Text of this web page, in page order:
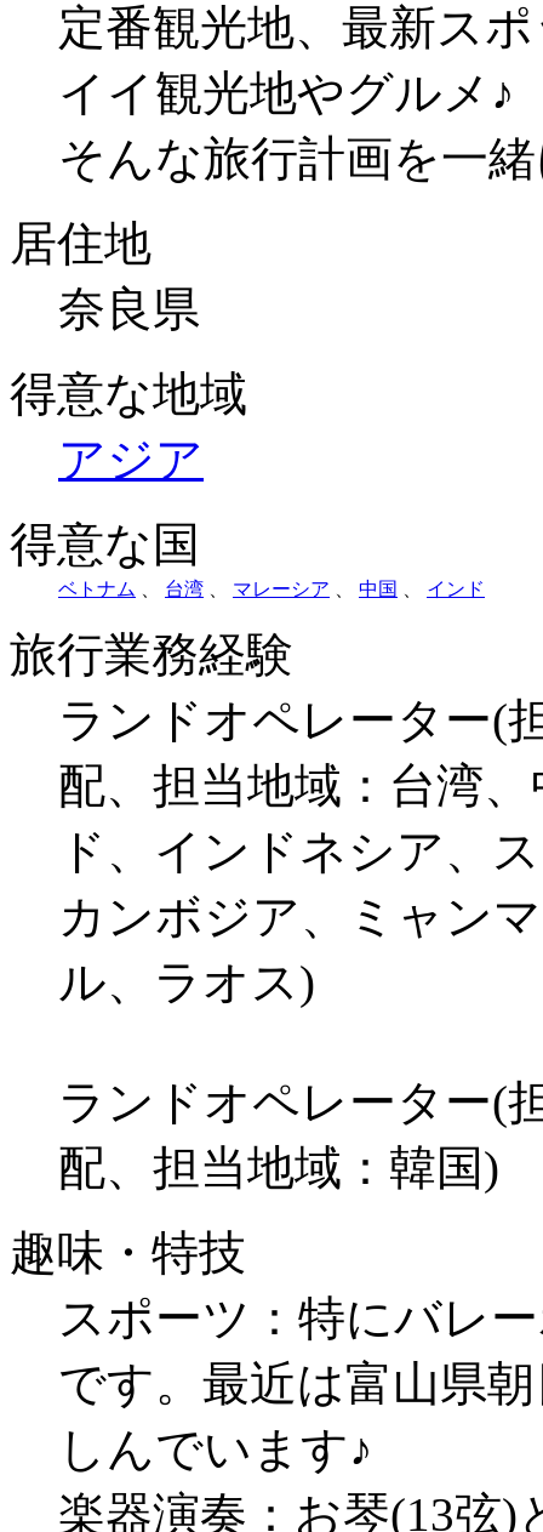
定番観光地、最新ス
イイ観光地やグルメ♪
そんな旅行計画を一
居住地
奈良県
得意な地域
アジア
得意な国
ベトナム 台湾 マレーシア 中国 インド
旅行業務経験
ランドオペレーター(
配、担当地域：台湾
ド、インドネシア、
カンボジア、ミャン
ル、ラオス)
ランドオペレーター(
配、担当地域：韓国)
趣味・特技
スポーツ：特にバレ
です。最近は富山県
しんでいます♪
楽器演奏：お琴(13弦